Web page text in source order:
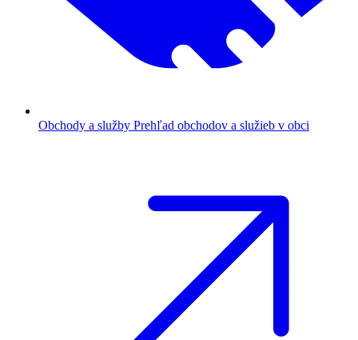
Obchody a služby Prehľad obchodov a služieb v obci